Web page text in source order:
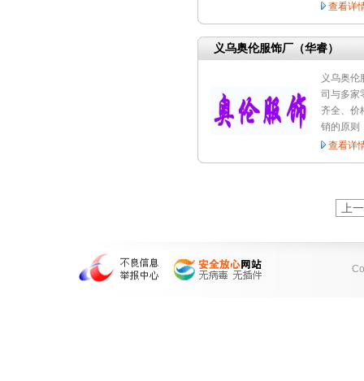
查看详
义乌奥伦服饰厂（华睿）
义乌奥伦
司与多家
齐全、价
销的原则
查看详
上